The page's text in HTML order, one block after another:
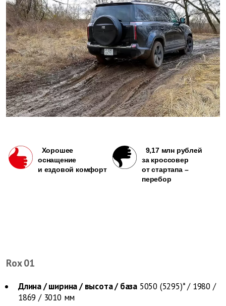
Хорошее
оснащение
и ездовой комфорт
9,17 млн рублей
за кроссовер
от стартапа –
перебор
Rox 01
Длина / ширина / высота / база 5050 (5295)* / 1980 /
1869 / 3010 мм